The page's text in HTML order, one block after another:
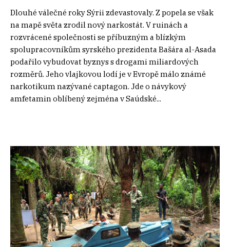
Dlouhé válečné roky Sýrii zdevastovaly. Z popela se však
na mapě světa zrodil nový narkostát. V ruinách a
rozvrácené společnosti se příbuzným a blízkým
spolupracovníkům syrského prezidenta Bašára al-Asada
podařilo vybudovat byznys s drogami miliardových
rozměrů. Jeho vlajkovou lodí je v Evropě málo známé
narkotikum nazývané captagon. Jde o návykový
amfetamin oblíbený zejména v Saúdské...